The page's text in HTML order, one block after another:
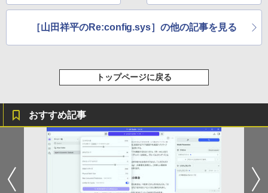
版ビッグガンガンコミックス)
￥810
［山田祥平のRe:config.sys］の他の記事を見る
トップページに戻る
おすすめ記事